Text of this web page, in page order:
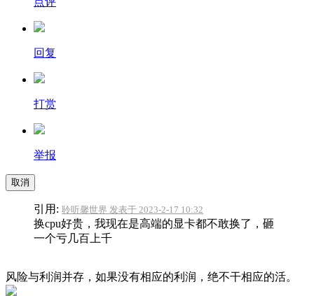
回复
打赏
举报
取消
引用: 聆听馨世界 发表于 2023-2-17 10:32
换cpu好贵，我现在是高端的显卡都不敢换了，砸
一个亏几百上千
风险与利润并存，如果没有相应的利润，绝不干相应的活。